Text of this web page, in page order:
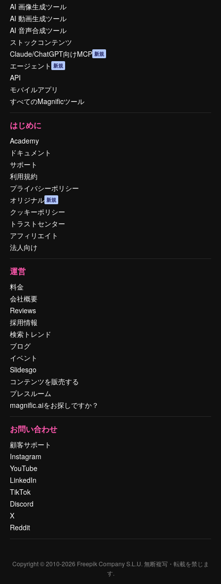
AI 画像生成ツール
AI 動画生成ツール
AI 音声合成ツール
ストックコンテンツ
Claude/ChatGPT向けMCP 新規
エージェント 新規
API
モバイルアプリ
すべてのMagnificツール
はじめに
Academy
ドキュメント
サポート
利用規約
プライバシーポリシー
オリジナル 新規
クッキーポリシー
トラストセンター
アフィリエイト
法人向け
運営
料金
会社概要
Reviews
採用情報
検索トレンド
ブログ
イベント
Slidesgo
コンテンツを販売する
プレスルーム
magnific.aiをお探しですか？
お問い合わせ
顧客サポート
Instagram
YouTube
LinkedIn
TikTok
Discord
X
Reddit
Copyright © 2010-2026 Freepik Company S.L.U. 無断複写・転載を禁じま
す.